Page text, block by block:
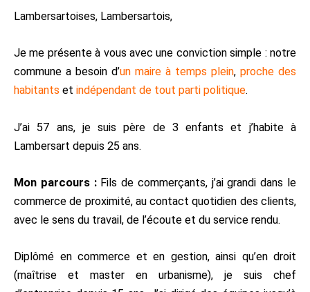
Lambersartoises, Lambersartois,
Je me présente à vous avec une conviction simple : notre
commune a besoin d’un maire à temps plein, proche des
habitants et indépendant de tout parti politique.
J’ai 57 ans, je suis père de 3 enfants et j’habite à
Lambersart depuis 25 ans.
Mon parcours : Fils de commerçants, j’ai grandi dans le
commerce de proximité, au contact quotidien des clients,
avec le sens du travail, de l’écoute et du service rendu.
Diplômé en commerce et en gestion, ainsi qu’en droit
(maîtrise et master en urbanisme), je suis chef